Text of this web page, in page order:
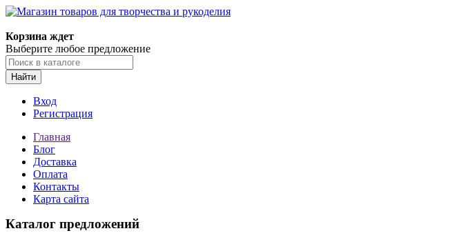
Корзина ждет
Выберите любое предложение
Найти
Вход
Регистрация
Главная
Блог
Доставка
Оплата
Контакты
Карта сайта
Каталог предложений